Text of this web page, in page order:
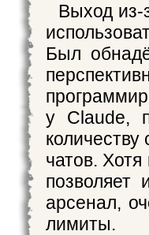
Выход из-
Был
у Claude,
чатов.
позволяет
арсенал,
лимиты.